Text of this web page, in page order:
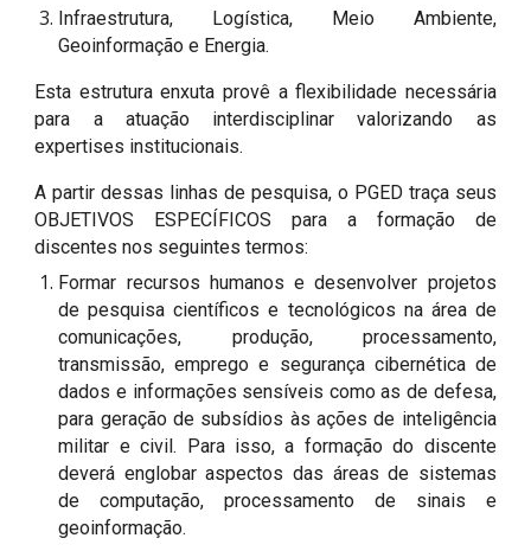
Infraestrutura, Logística, Meio Ambiente,
Geoinformação e Energia.
Esta estrutura enxuta provê a flexibilidade necessária
para a atuação interdisciplinar valorizando as
expertises institucionais.
A partir dessas linhas de pesquisa, o PGED traça seus
OBJETIVOS ESPECÍFICOS para a formação de
discentes nos seguintes termos:
Formar recursos humanos e desenvolver projetos
de pesquisa científicos e tecnológicos na área de
comunicações, produção, processamento,
transmissão, emprego e segurança cibernética de
dados e informações sensíveis como as de defesa,
para geração de subsídios às ações de inteligência
militar e civil. Para isso, a formação do discente
deverá englobar aspectos das áreas de sistemas
de computação, processamento de sinais e
geoinformação.